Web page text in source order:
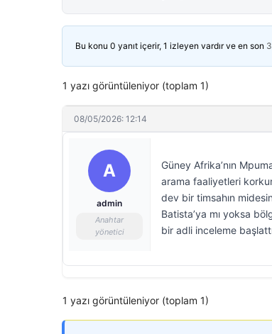
Bu konu 0 yanıt içerir, 1 izleyen vardır ve en son
1 yazı görüntüleniyor (toplam 1)
08/05/2026: 12:14
A
admin
Anahtar
yönetici
Güney Afrika’nın
arama faaliyetleri
dev bir timsahın
Batista’ya mı yoksa
bir adli inceleme
1 yazı görüntüleniyor (toplam 1)